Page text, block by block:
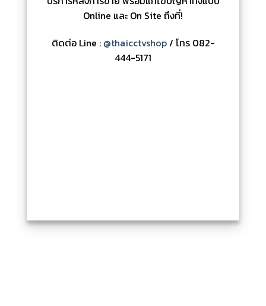
Online และ On Site ถึงที่!
ติดต่อ Line : @thaicctvshop/ โทร 082-
444-5171